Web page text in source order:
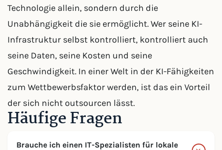
Technologie allein, sondern durch die
Unabhängigkeit die sie ermöglicht. Wer seine KI-
Infrastruktur selbst kontrolliert, kontrolliert auch
seine Daten, seine Kosten und seine
Geschwindigkeit. In einer Welt in der KI-Fähigkeiten
zum Wettbewerbsfaktor werden, ist das ein Vorteil
der sich nicht outsourcen lässt.
Häufige Fragen
Brauche ich einen IT-Spezialisten für lokale